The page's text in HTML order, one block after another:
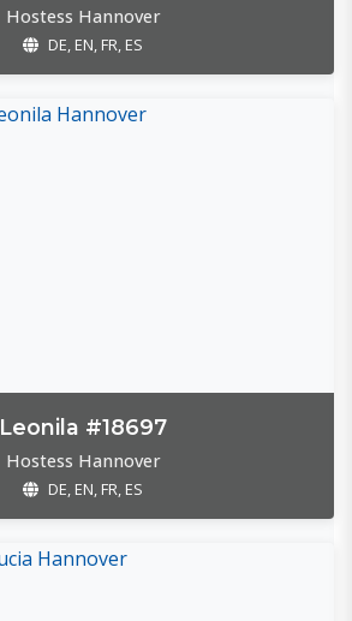
Hostess Hannover
DE, EN, FR, ES
Leonila #18697
Hostess Hannover
DE, EN, FR, ES